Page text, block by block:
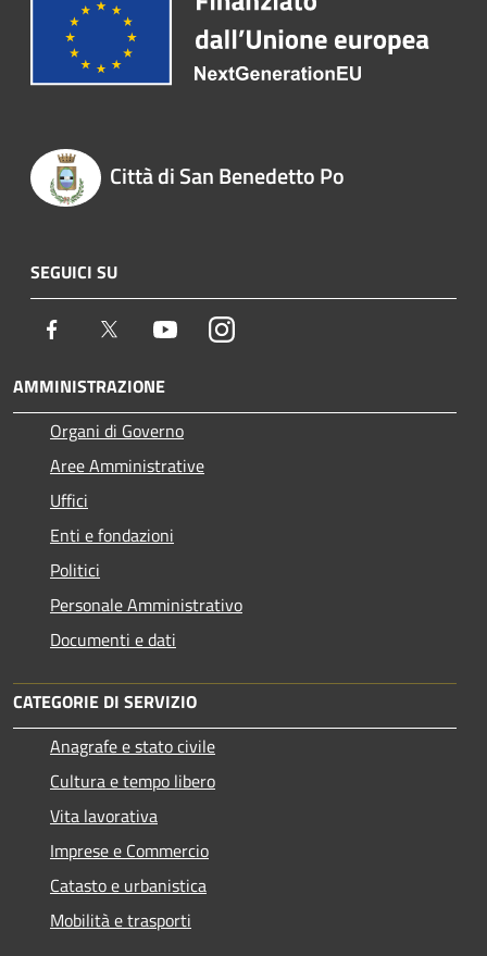
Città di San Benedetto Po
SEGUICI SU
Facebook Twitter YoutubeInstagram
AMMINISTRAZIONE
Organi di Governo
Aree Amministrative
Uffici
Enti e fondazioni
Politici
Personale Amministrativo
Documenti e dati
CATEGORIE DI SERVIZIO
Anagrafe e stato civile
Cultura e tempo libero
Vita lavorativa
Imprese e Commercio
Catasto e urbanistica
Mobilità e trasporti